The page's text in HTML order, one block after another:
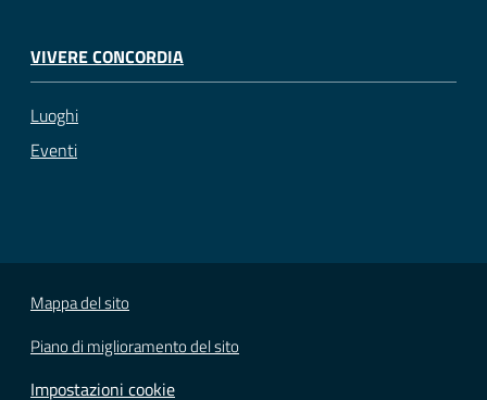
VIVERE CONCORDIA
Luoghi
Eventi
Mappa del sito
Piano di miglioramento del sito
Impostazioni cookie